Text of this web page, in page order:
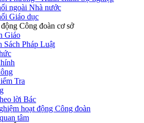
ngoài Nhà nước
Giáo dục
Công đoàn cơ sở
Giáo
Sách Pháp Luật
Tra
lời Bác
hoạt động Công đoàn
tâm